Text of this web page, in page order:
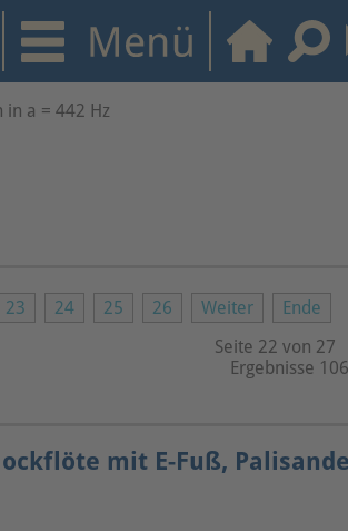
in a = 442 Hz
23 24 25 26 Weiter
Ende
Seite 22 von 27
Ergebnisse
mit E-Fuß,